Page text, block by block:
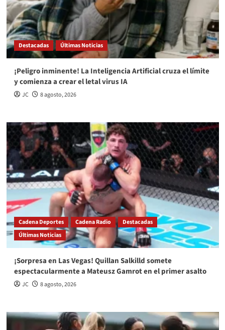
Destacadas Últimas Noticias
¡Peligro inminente! La Inteligencia Artificial cruza el límite
y comienza a crear el letal virus IA
JC 8 agosto, 2026
Cadena Deportes Cadena Radio
Destacadas
Últimas Noticias
¡Sorpresa en Las Vegas! Quillan Salkilld somete
espectacularmente a Mateusz Gamrot en el primer asalto
JC 8 agosto, 2026